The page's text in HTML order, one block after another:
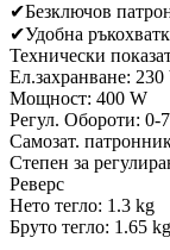
✔Безключов
✔Удобна
Технически
Ел.захранване:
Мощност: 400 W
Регул. Обороти: 0-
Самозат.
Степен за
Реверс
Нето тегло: 1.3 kg
Бруто тегло: 1.65 kg